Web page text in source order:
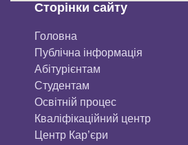
Сторінки сайту
Головна
Публічна інформація
Aбітурієнтaм
Студентам
Освітній процес
Кваліфікаційний центр
Центр Кар’єри